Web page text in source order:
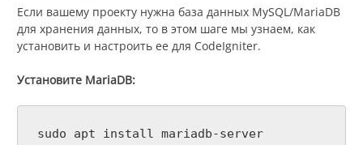
Если вашему проекту нужна база данных MySQL/MariaDB
для хранения данных, то в этом шаге мы узнаем, как
установить и настроить ее для CodeIgniter.
Установите MariaDB:
sudo apt install mariadb-server